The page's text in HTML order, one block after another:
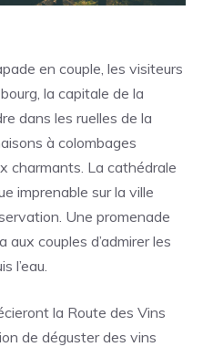
en couple, les visiteurs
la capitale de la
dans les ruelles de la
à colombages
charmants. La cathédrale
imprenable sur la ville
Une promenade
aux couples d’admirer les
l’eau.
la Route des Vins
de déguster des vins